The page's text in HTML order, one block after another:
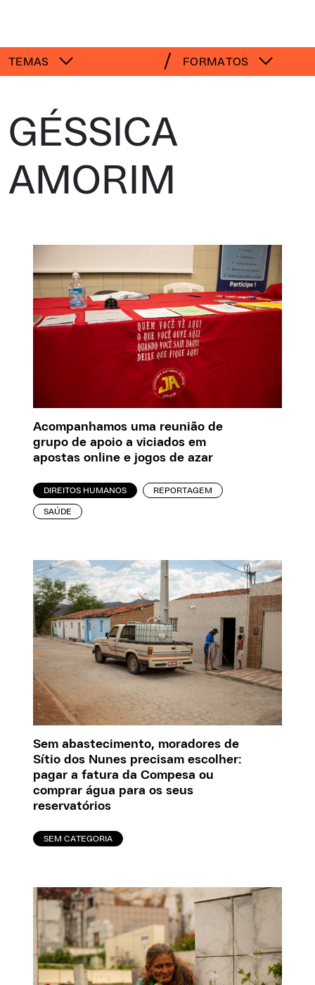
TEMAS FORMATOS
GÉSSICA
AMORIM
Acompanhamos uma reunião de
grupo de apoio a viciados em
apostas online e jogos de azar
DIREITOS HUMANOS REPORTAGEM
SAÚDE
Sem abastecimento, moradores de
Sítio dos Nunes precisam escolher:
pagar a fatura da Compesa ou
comprar água para os seus
reservatórios
SEM CATEGORIA